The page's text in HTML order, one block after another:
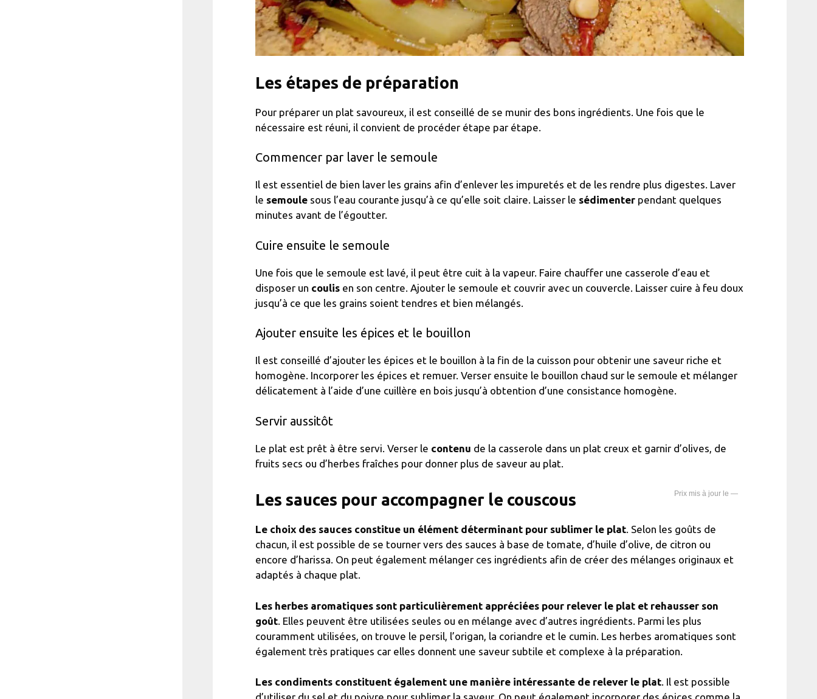
Les étapes de préparation
Pour préparer un plat savoureux, il est conseillé de se munir des bons ingrédients. Une fois que le
nécessaire est réuni, il convient de procéder étape par étape.
Commencer par laver le semoule
Il est essentiel de bien laver les grains afin d’enlever les impuretés et de les rendre plus digestes. Laver
le semoule sous l’eau courante jusqu’à ce qu’elle soit claire. Laisser le sédimenter pendant quelques
minutes avant de l’égoutter.
Cuire ensuite le semoule
Une fois que le semoule est lavé, il peut être cuit à la vapeur. Faire chauffer une casserole d’eau et
disposer un coulis en son centre. Ajouter le semoule et couvrir avec un couvercle. Laisser cuire à feu doux
jusqu’à ce que les grains soient tendres et bien mélangés.
Ajouter ensuite les épices et le bouillon
Il est conseillé d’ajouter les épices et le bouillon à la fin de la cuisson pour obtenir une saveur riche et
homogène. Incorporer les épices et remuer. Verser ensuite le bouillon chaud sur le semoule et mélanger
délicatement à l’aide d’une cuillère en bois jusqu’à obtention d’une consistance homogène.
Servir aussitôt
Le plat est prêt à être servi. Verser le contenu de la casserole dans un plat creux et garnir d’olives, de
fruits secs ou d’herbes fraîches pour donner plus de saveur au plat.
—
Les sauces pour accompagner le couscous
Le choix des sauces constitue un élément déterminant pour sublimer le plat. Selon les goûts de
chacun, il est possible de se tourner vers des sauces à base de tomate, d’huile d’olive, de citron ou
encore d’harissa. On peut également mélanger ces ingrédients afin de créer des mélanges originaux et
adaptés à chaque plat.
Les herbes aromatiques sont particulièrement appréciées pour relever le plat et rehausser son
goût. Elles peuvent être utilisées seules ou en mélange avec d’autres ingrédients. Parmi les plus
couramment utilisées, on trouve le persil, l’origan, la coriandre et le cumin. Les herbes aromatiques sont
également très pratiques car elles donnent une saveur subtile et complexe à la préparation.
Les condiments constituent également une manière intéressante de relever le plat. Il est possible